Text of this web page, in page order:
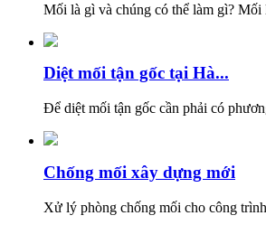
Mối là gì và chúng có thể làm gì? Mối
Diệt mối tận gốc tại Hà...
Để diệt mối tận gốc cần phải có
Chống mối xây dựng mới
Xử lý phòng chống mối cho công